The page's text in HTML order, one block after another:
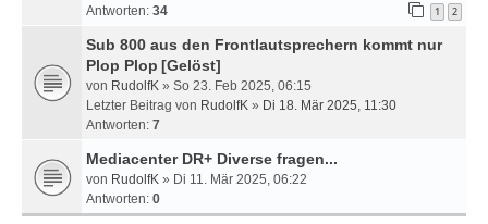
Antworten: 34 1 2
Sub 800 aus den Frontlautsprechern kommt nur
Plop Plop [Gelöst]
von RudolfK » So 23. Feb 2025, 06:15
Letzter Beitrag von RudolfK » Di 18. Mär 2025, 11:30
Antworten: 7
Mediacenter DR+ Diverse fragen...
von RudolfK » Di 11. Mär 2025, 06:22
Antworten: 0